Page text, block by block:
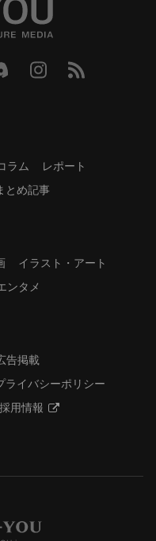
ラム
レポート
とめ記事
イラスト・アート
ンタメ
告掲載
ライバシーポリシー
採用情報